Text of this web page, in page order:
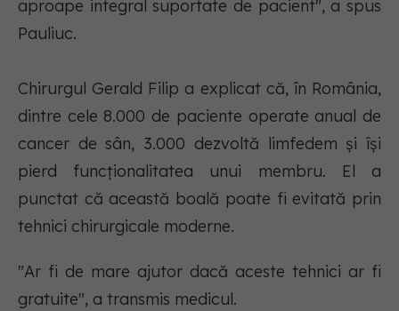
aproape integral suportate de pacient", a spus
Pauliuc.
Chirurgul Gerald Filip a explicat că, în România,
dintre cele 8.000 de paciente operate anual de
cancer de sân, 3.000 dezvoltă limfedem şi îşi
pierd funcţionalitatea unui membru. El a
punctat că această boală poate fi evitată prin
tehnici chirurgicale moderne.
"Ar fi de mare ajutor dacă aceste tehnici ar fi
gratuite", a transmis medicul.